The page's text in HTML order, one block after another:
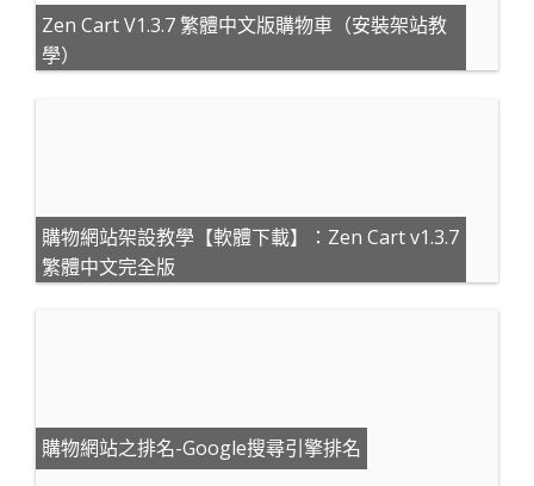
Zen Cart V1.3.7 繁體中文版購物車（安裝架站教
學）
購物網站架設教學【軟體下載】：Zen Cart v1.3.7
繁體中文完全版
購物網站之排名-Google搜尋引擎排名